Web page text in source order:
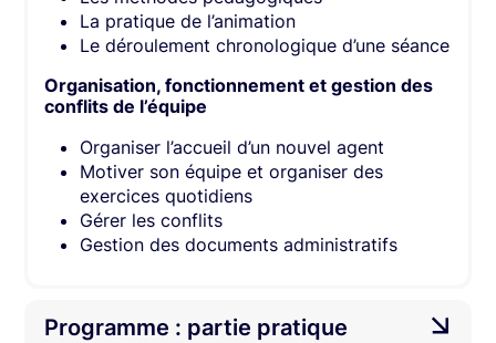
La pratique de l’animation​
Le déroulement chronologique d’une séance​
Organisation, fonctionnement et gestion des
conflits de l’équipe​
Organiser l’accueil d’un nouvel agent​
Motiver son équipe et organiser des
exercices quotidiens​
Gérer les conflits​
Gestion des documents administratifs​
Programme : partie pratique